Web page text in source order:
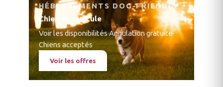
HÉBERGEMENTS DOG-FRIENDLY
Chien et canicule
Voir les disponibilités·Annulation gratuite·
Chiens acceptés
Voir les offres